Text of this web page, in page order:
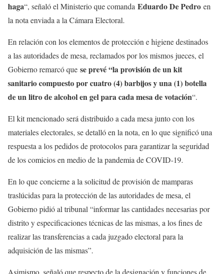
haga“, señaló el Ministerio que comanda Eduardo De Pedro en
la nota enviada a la Cámara Electoral.
En relación con los elementos de protección e higiene destinados
a las autoridades de mesa, reclamados por los mismos jueces, el
Gobierno remarcó que se prevé “la provisión de un kit
sanitario compuesto por cuatro (4) barbijos y una (1) botella
de un litro de alcohol en gel para cada mesa de votación“.
El kit mencionado será distribuido a cada mesa junto con los
materiales electorales, se detalló en la nota, en lo que significó una
respuesta a los pedidos de protocolos para garantizar la seguridad
de los comicios en medio de la pandemia de COVID-19.
En lo que concierne a la solicitud de provisión de mamparas
traslúcidas para la protección de las autoridades de mesa, el
Gobierno pidió al tribunal “informar las cantidades necesarias por
distrito y especificaciones técnicas de las mismas, a los fines de
realizar las transferencias a cada juzgado electoral para la
adquisición de las mismas”.
Asimismo, señaló que respecto de la designación y funciones de